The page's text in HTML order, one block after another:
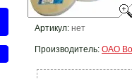
Артикул: нет
Производитель: ОАО